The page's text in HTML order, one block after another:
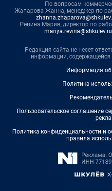
По вопросам
Жапарова Жанна, менеджер по
Ревина Мария, директор по
mariya.revina@shkulev.ru
Редакция сайта не несет
информации, содержащейся
Информация об
Политика
Пользовательское соглашение
Политика конфиденциальности и
правила